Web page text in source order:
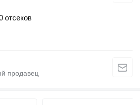
отсеков